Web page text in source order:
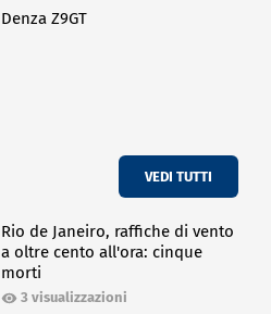
Denza Z9GT
VEDI TUTTI
Rio de Janeiro, raffiche di vento
a oltre cento all'ora: cinque
morti
3 visualizzazioni